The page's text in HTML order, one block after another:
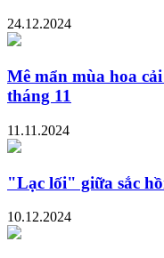
24.12.2024
Mê mẩn mùa hoa
tháng 11
11.11.2024
"Lạc lối" giữa sắc
10.12.2024